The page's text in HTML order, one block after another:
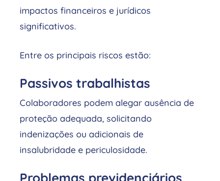
impactos financeiros e jurídicos
significativos.
Entre os principais riscos estão:
Passivos trabalhistas
Colaboradores podem alegar ausência de
proteção adequada, solicitando
indenizações ou adicionais de
insalubridade e periculosidade.
Problemas previdenciários